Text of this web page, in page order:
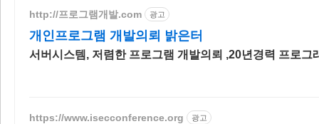
http://프로그램개발.com 광고
개인프로그램 개발의뢰 밝은터
서버시스템, 저렴한 프로그램 개발의뢰 ,20년경력 프로그
https://www.isecconference.org 광고